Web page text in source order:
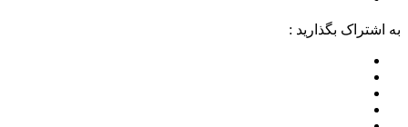
به اشتراک بگذارید :